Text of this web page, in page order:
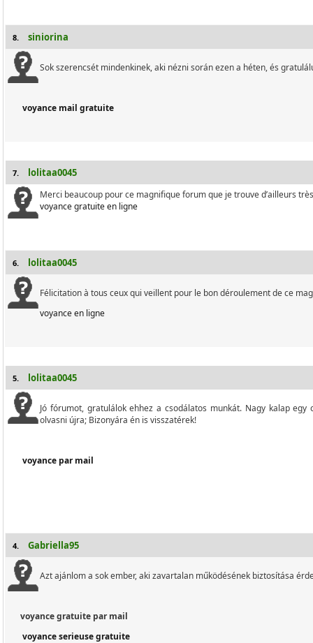
8. siniorina
Sok szerencsét mindenkinek, aki nézni során ezen a héten, és
voyance mail gratuite
7. lolitaa0045
Merci beaucoup pour ce magnifique forum que je trouve d’ailleurs
voyance gratuite en ligne
6. lolitaa0045
Félicitation à tous ceux qui veillent pour le bon déroulement de ce
voyance en ligne
5. lolitaa0045
Jó fórumot, gratulálok ehhez a csodálatos munkát. Nagy kalap egy
olvasni újra; Bizonyára én is visszatérek!
voyance par mail
4. Gabriella95
Azt ajánlom a sok ember, aki zavartalan működésének biztosítása
voyance gratuite par mail
voyance serieuse gratuite